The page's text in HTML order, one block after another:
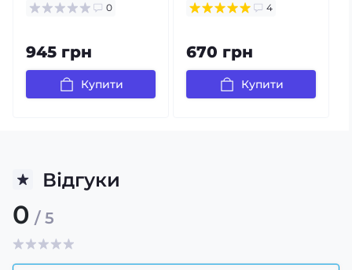
0
945 грн
Купити
4
670 грн
Купити
Відгуки
0 / 5